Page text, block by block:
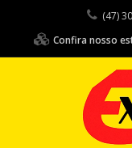
(47)
Confira nosso